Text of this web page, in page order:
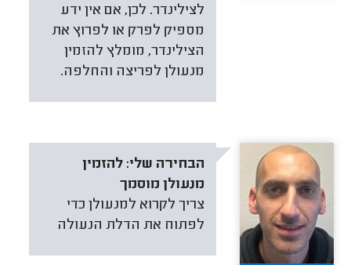
לצילינדר. לכן, אם אין ידע
מספיק לפרק או לפרוץ את
הצילינדר, מומלץ להזמין
מנעולן לפריצה והחלפה.
הבחירה שלי: להזמין
מנעולן מוסמך
צריך לקרוא למנעולן כדי
לפתוח את הדלת הנעולה